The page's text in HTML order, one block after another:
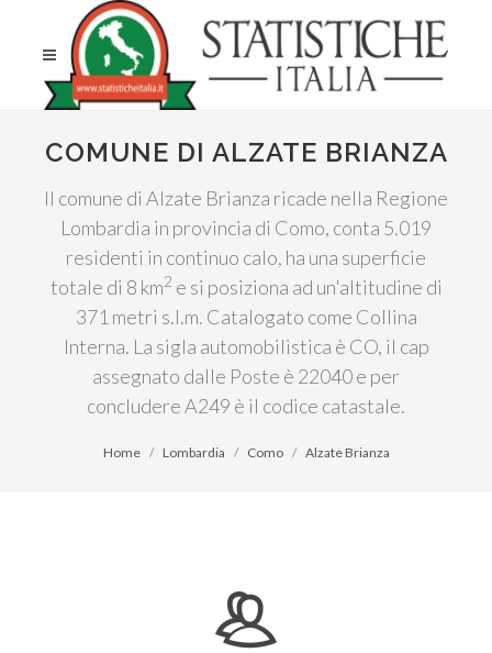
COMUNE DI ALZATE BRIANZA
Il comune di Alzate Brianza ricade nella Regione
Lombardia in provincia di Como, conta 5.019
residenti in continuo calo, ha una superficie
totale di 8 km2 e si posiziona ad un'altitudine di
371 metri s.l.m. Catalogato come Collina
Interna. La sigla automobilistica è CO, il cap
assegnato dalle Poste è 22040 e per
concludere A249 è il codice catastale.
Home Lombardia Como Alzate Brianza